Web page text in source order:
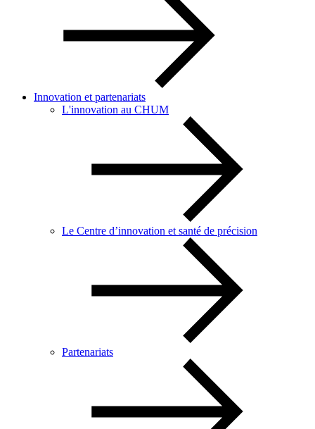
Innovation et partenariats
L'innovation au CHUM
Le Centre d’innovation et santé de précision
Partenariats